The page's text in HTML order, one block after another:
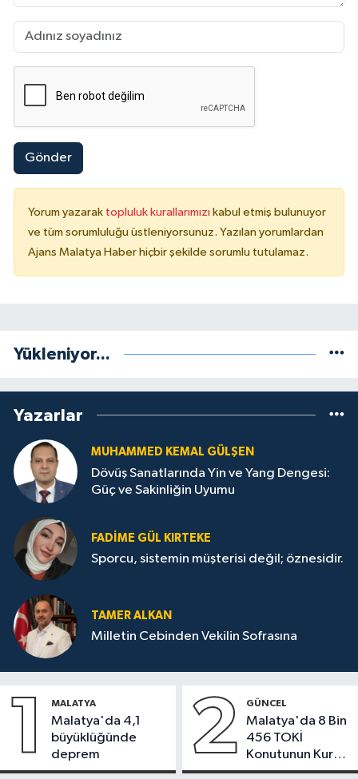
Gönder
Yorum yazarak topluluk kurallarımızı kabul etmiş bulunuyor
ve tüm sorumluluğu üstleniyorsunuz. Yazılan yorumlardan
Ajans Malatya Haber hiçbir şekilde sorumlu tutulamaz.
Yükleniyor...
Yazarlar
MUHAMMED KEMAL GÜLŞEN
Dövüş Sanatlarında Yin ve Yang Dengesi:
Güç ve Sakinliğin Uyumu
FADIME GÜL KIRTEKE
Sporcu, sistemin müşterisi değil; öznesidir.
TAMER ALKAN
Milletin Cebinden Vekilin Sofrasına
1 MALATYA
Malatya'da 4,1
büyüklüğünde
deprem
2 GÜNCEL
Malatya'da 8 Bin
456 TOKİ
Konutunun Kurası
Bugün Çekiliyor